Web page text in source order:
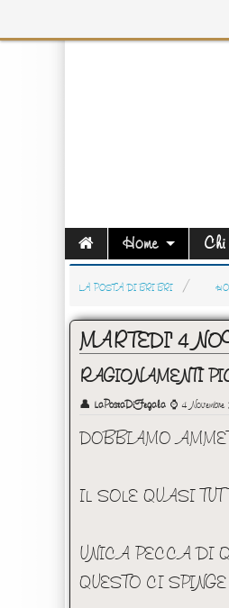
Home
LA POSTA DI BRI BRI
MARTEDI' 4
RAGIONAMENTI
👤 LaPostaDiFegala ⌚ 4
DOBBIAMO
IL SOLE QUASI
UNICA PECCA DI
QUESTO CI